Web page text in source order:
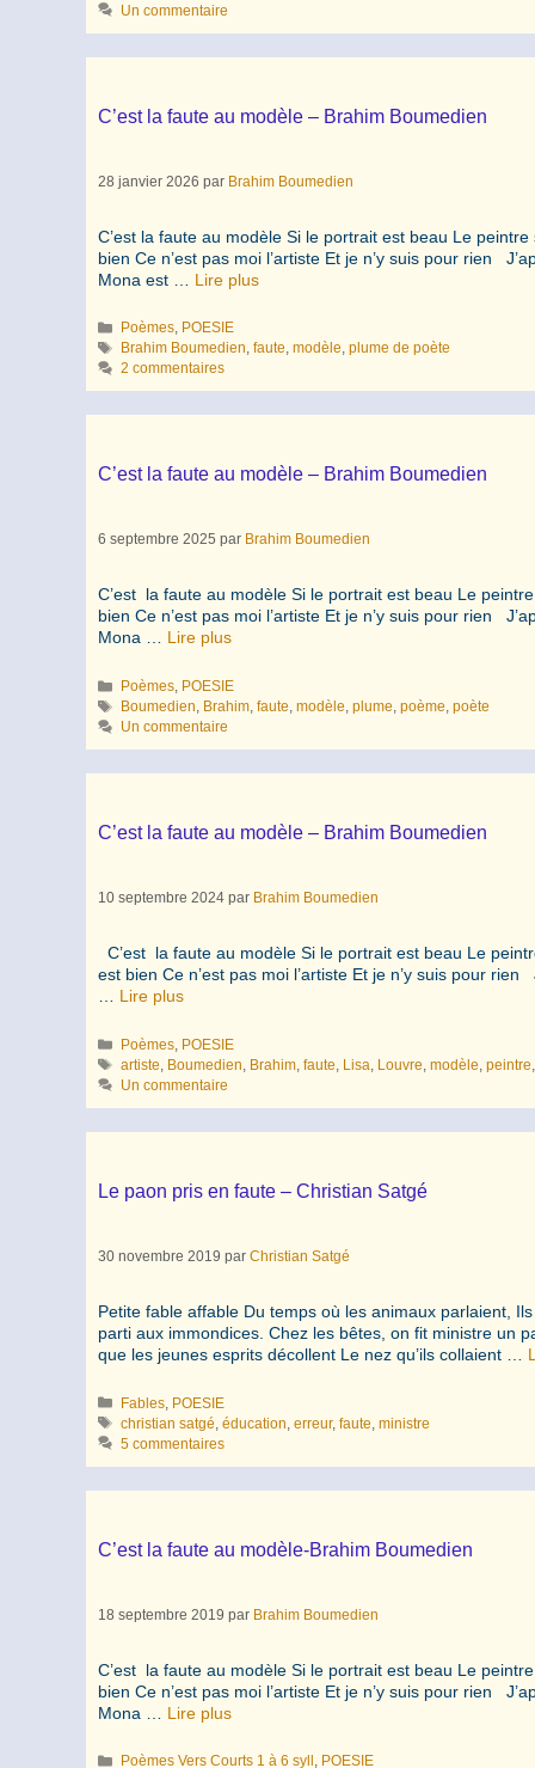
Un commentaire
C’est la faute au modèle – Brahim Boumedien
28 janvier 2026 par Brahim Boumedien
C’est la faute au modèle Si le portrait est beau Le
bien Ce n’est pas moi l’artiste Et je n’y suis pour rien
Mona est … Lire plus
Catégories
Poèmes, POESIE
Étiquettes
Brahim Boumedien,faute,modèle,plume de poète
2 commentaires
C’est la faute au modèle – Brahim Boumedien
6 septembre 2025 par Brahim Boumedien
C’est la faute au modèle Si le portrait est beau Le
bien Ce n’est pas moi l’artiste Et je n’y suis pour rien
Mona … Lire plus
Catégories
Poèmes, POESIE
Étiquettes
Boumedien, Brahim,faute,modèle,plume,poème,poète
Un commentaire
C’est la faute au modèle – Brahim Boumedien
10 septembre 2024 par Brahim Boumedien
C’est la faute au modèle Si le portrait est beau Le
est bien Ce n’est pas moi l’artiste Et je n’y suis pour
Lire plus
Catégories
Poèmes, POESIE
Étiquettes
artiste, Boumedien, Brahim,faute, Lisa, Louvre,modèle,peintre
Un commentaire
Le paon pris en faute – Christian Satgé
30 novembre 2019 par Christian Satgé
Petite fable affable Du temps où les animaux parlaient,
parti aux immondices. Chez les bêtes, on fit ministre un
que les jeunes esprits décollent Le nez qu’ils collaient …
Catégories
Fables POESIE
Étiquettes
christian satgé ,éducation ,erreur,faute ,ministre
5 commentaires
C’est la faute au modèle-Brahim Boumedien
18 septembre 2019 par Brahim Boumedien
C’est la faute au modèle Si le portrait est beau Le
bien Ce n’est pas moi l’artiste Et je n’y suis pour rien
Mona … Lire plus
Catégories
Poèmes Vers Courts 1 à 6 syll , POESIE